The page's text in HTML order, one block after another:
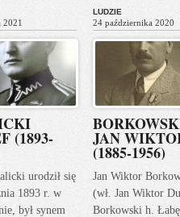
2021
(1893-
urodził się
1893 r. w
był synem
LUDZIE
24 października 2020
JAN
(1885-1956)
Jan Wiktor
(wł. Jan Wiktor
Borkowski h.